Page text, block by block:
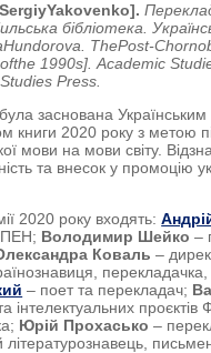
SergiyYakovenko].
бібліотека.
Hundorova ThePost-
ofthe 1990s].Academic
Press.
заснована Українським
книги 2020 року з метою
мови на мови світу.
та внесок у промоцію
2020 року входять:
ПЕН; Володимир Шейко –
Коваль –
перекладачка,
– поет та перекладач;
проєктів
Юрій Прохасько –
літературознавець,